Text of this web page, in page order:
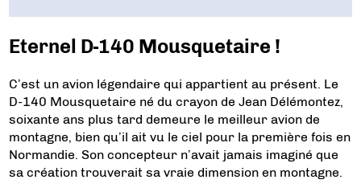
Eternel D-140 Mousquetaire !
C’est un avion légendaire qui appartient au présent. Le
D-140 Mousquetaire né du crayon de Jean Délémontez,
soixante ans plus tard demeure le meilleur avion de
montagne, bien qu’il ait vu le ciel pour la première fois en
Normandie. Son concepteur n’avait jamais imaginé que
sa création trouverait sa vraie dimension en montagne.